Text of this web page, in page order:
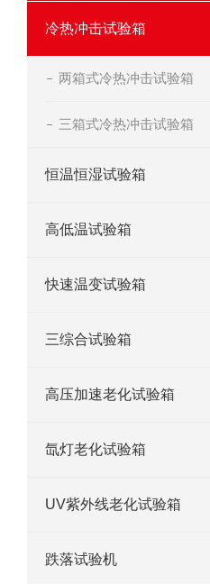
冷热冲击试验箱
两箱式冷热冲击试验箱
三箱式冷热冲击试验箱
恒温恒湿试验箱
高低温试验箱
快速温变试验箱
三综合试验箱
高压加速老化试验箱
氙灯老化试验箱
UV紫外线老化试验箱
跌落试验机